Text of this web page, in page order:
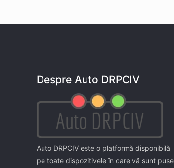
Despre Auto DRPCIV
Auto DRPCIV este o platformă disponibilă
pe toate dispozitivele în care vă sunt puse